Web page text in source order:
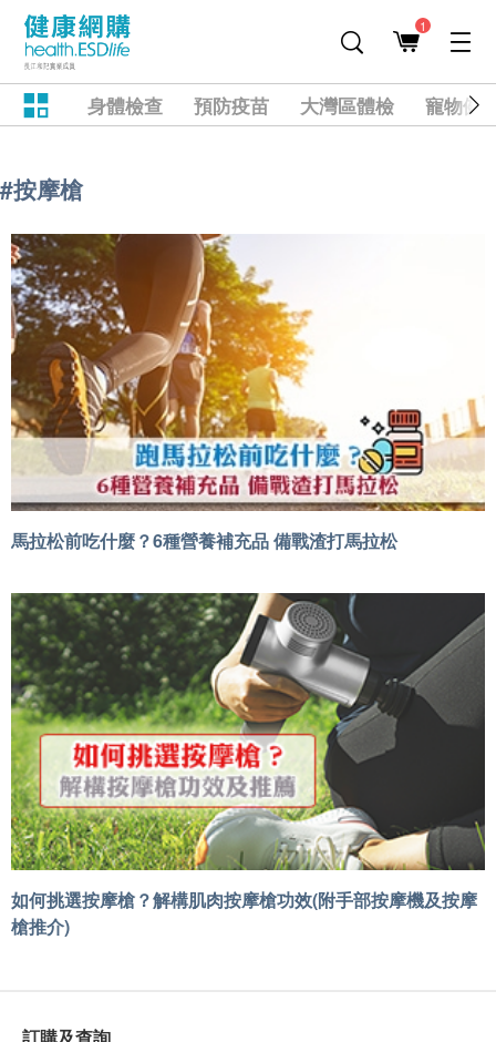
1
身體檢查 預防疫苗 大灣區體檢 寵物健
#按摩槍
馬拉松前吃什麼？6種營養補充品 備戰渣打馬拉松
如何挑選按摩槍？解構肌肉按摩槍功效(附手部按摩機及按摩
槍推介)